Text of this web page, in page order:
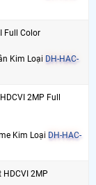
Full Color
Kim Loại DH-HAC-
2MP Full
Kim Loại DH-HAC-
HDCVI 2MP